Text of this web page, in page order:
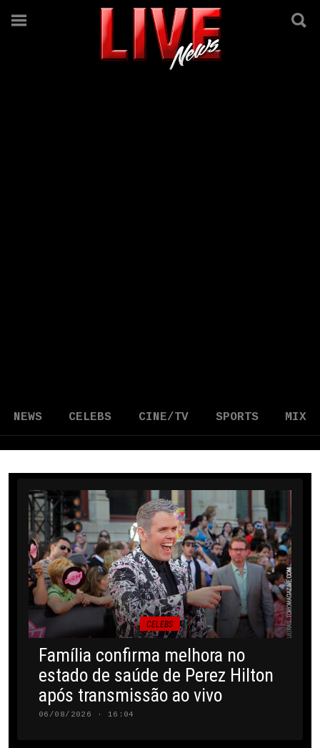
NEWS CELEBS CINE/TV SPORTS MIX
CELEBS
Família confirma melhora no
estado de saúde de Perez Hilton
após transmissão ao vivo
06/08/2026 · 16:04